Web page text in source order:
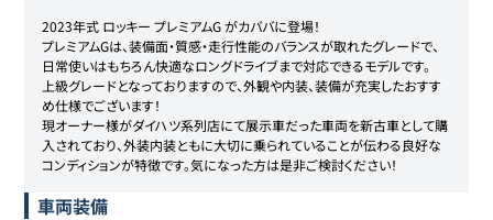
2023年式 ロッキー プレミアムG がカババに登場！
プレミアムGは、装備面・質感・走行性能のバランスが取れたグレードで、
日常使いはもちろん快適なロングドライブまで対応できるモデルです。
上級グレードとなっておりますので、外観や内装、装備が充実したおすす
め仕様でございます！
現オーナー様がダイハツ系列店にて展示車だった車両を新古車として購
入されており、外装内装ともに大切に乗られていることが伝わる良好な
コンディションが特徴です。気になった方は是非ご検討ください！
車両装備